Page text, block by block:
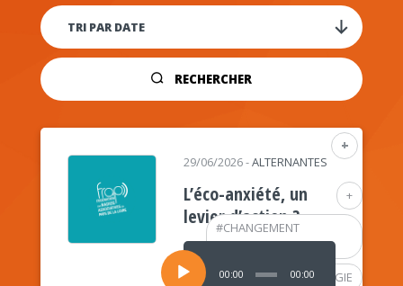
RECHERCHER
+
+
#CHANGEMENT
CLIMATIQUE
#PSYCHOLOGIE
29/06/2026-ALTERNANTES
L’éco-anxiété, un
levier d’action ?
Lecteur
audio
00:00 00:00